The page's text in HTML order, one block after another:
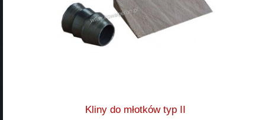
Kliny do młotków typ II